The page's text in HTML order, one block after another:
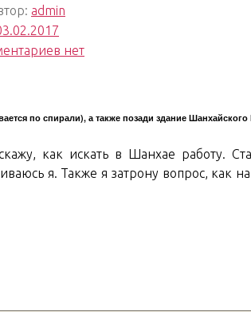
admin
к
подработки
нет
по спирали), а также позади здание
как искать в Шанхае работу.
я. Также я затрону вопрос, как